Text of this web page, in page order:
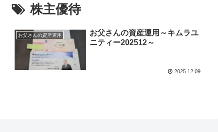
株主優待
お父さんの資産運用
お父さんの資産運用～キムラユ
ニティー202512～
2025.12.09